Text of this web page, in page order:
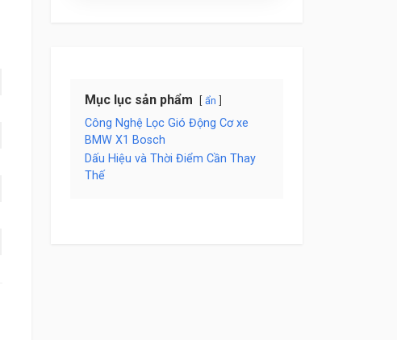
Mục lục sản phẩm ẩn
Công Nghệ Lọc Gió Động Cơ xe
BMW X1 Bosch
Dấu Hiệu và Thời Điểm Cần Thay
Thế